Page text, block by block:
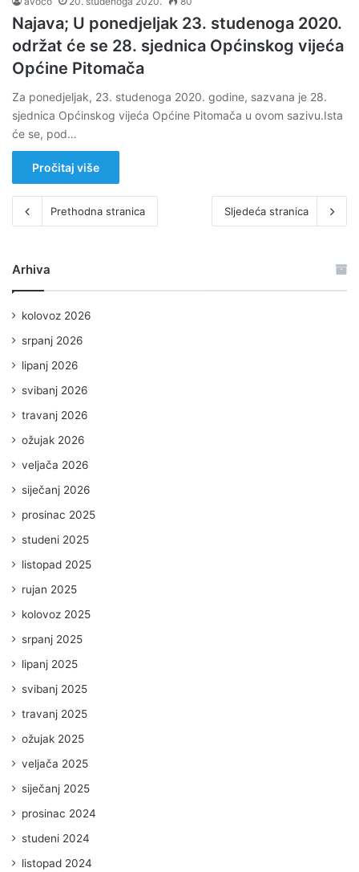
Najava; U ponedjeljak 23. studenoga 2020.
održat će se 28. sjednica Općinskog vijeća
Općine Pitomača
Za ponedjeljak, 23. studenoga 2020. godine, sazvana je 28.
sjednica Općinskog vijeća Općine Pitomača u ovom sazivu.Ista
će se, pod…
Pročitaj više
Prethodna stranica Sljedeća stranica
Arhiva
kolovoz 2026
srpanj 2026
lipanj 2026
svibanj 2026
travanj 2026
ožujak 2026
veljača 2026
siječanj 2026
prosinac 2025
studeni 2025
listopad 2025
rujan 2025
kolovoz 2025
srpanj 2025
lipanj 2025
svibanj 2025
travanj 2025
ožujak 2025
veljača 2025
siječanj 2025
prosinac 2024
studeni 2024
listopad 2024